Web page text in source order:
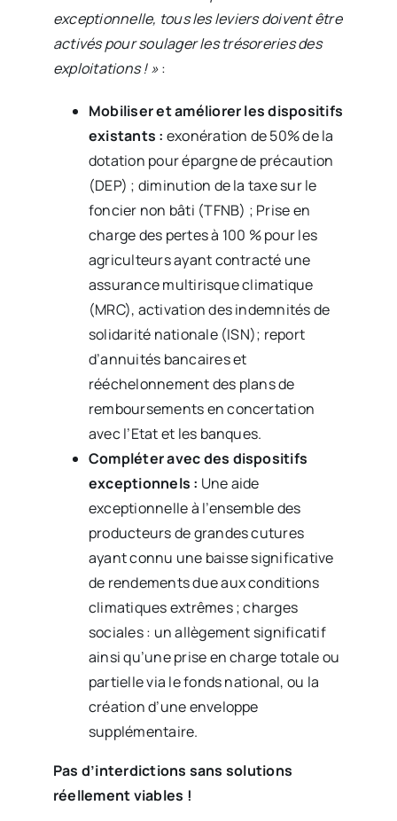
exceptionnelle, tous les leviers doivent être
activés pour soulager les trésoreries des
exploitations ! »:
Mobiliser et améliorer les dispositifs
existants : exonération de 50% de la
dotation pour épargne de précaution
(DEP) ; diminution de la taxe sur le
foncier non bâti (TFNB) ; Prise en
charge des pertes à 100 % pour les
agriculteurs ayant contracté une
assurance multirisque climatique
(MRC), activation des indemnités de
solidarité nationale (ISN); report
d’annuités bancaires et
rééchelonnement des plans de
remboursements en concertation
avec l’Etat et les banques.
Compléter avec des dispositifs
exceptionnels : Une aide
exceptionnelle à l’ensemble des
producteurs de grandes cutures
ayant connu une baisse significative
de rendements due aux conditions
climatiques extrêmes ; charges
sociales : un allègement significatif
ainsi qu’une prise en charge totale ou
partielle via le fonds national, ou la
création d’une enveloppe
supplémentaire.
Pas d’interdictions sans solutions
réellement viables !